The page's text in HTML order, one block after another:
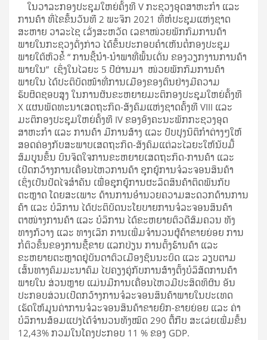
ໃນວາລະກອງປະຊຸມໃຫຍ່ຄັ້ງທີ V ກະຊວງອຸດສາຫະກໍາ ແລະ
ການຄ້າ ທີ່ໄຂຂຶ້ນວັນທີ 2 ພະຈິກ 2021 ທີ່ຫໍປະຊຸມແຫ່ງຊາດ
ສະຫາຍ ວາລະໄຊ ເລັ່ງສະຫວັດ ເລຂາໜ່ວຍພັກກົມການຄ້າ
ພາຍໃນກະຊວງດັ່ງກ່າວ ໄດ້ຂຶ້ນປະກອບຄໍາເຫັນຕໍ່ກອງປະຊຸມ
ພາຍໃຕ້ຫົວຂໍ້ “ ການຊີ້ນໍາ-ນໍາພາທີ່ພົ້ນເດັ່ນ ຂອງວຽກງານການຄ້າ
ພາຍໃນ” ເຊິ່ງໃນໄລຍະ 5 ປີຜ່ານມາ ໜ່ວຍພັກກົມການຄ້າ
ພາຍໃນ ໄດ້ປະຕິບັດໜ້າທີ່ການເມືອງຂອງຕົນຢ່າງມີຄວາມ
ຮັບຜິດຊອບສູງ ໃນການຜັນຂະຫຍາຍມະຕິກອງປະຊຸມໃຫຍ່ຄັ້ງທີ
X ແຜນພັດທະນາເສດຖະກິດ-ສັງຄົມແຫ່ງຊາດຄັ້ງທີ VIII ແລະ
ມະຕິກອງປະຊຸມໃຫຍ່ຄັ້ງທີ IV ຂອງອົງຄະນະພັກກະຊວງອຸດ
ສາຫະກໍາ ແລະ ການຄ້າ ມີການສ້າງ ແລະ ປັບປຸງນິຕິກໍາຕ່າງໆໃຫ້
ສອດຄ່ອງກັບສະພາບເສດຖະກິດ-ສັງຄົມແຕ່ລະໄລຍະໃຫ້ນັບມື້
ສົມບູນຂຶ້ນ ບົນຈິດໃຈການຂະຫຍາຍເສດຖະກິດ-ການຄ້າ ແລະ
ເປີດກວ້າງການເຄື່ອນໄຫວການຄ້າ ຊຸກຍູ້ການຈໍລະຈອນສິນຄ້າ
ເຊິ່ງເປັນປັດໄຈສໍາຄັນ ເພື່ອຊຸກຍູ້ການຜະລິດສິນຄ້າຕິດພັນກັບ
ຕະຫຼາດ ໂດຍສະເພາະ ດ້ານການອຳນວຍຄວາມສະດວກດ້ານການ
ຄ້າ ແລະ ບໍລິການ ໄດ້ປະຕິບັດນະໂຍບາຍການຈໍລະຈອນສິນຄ້າ
ຕາໜ່າງການຄ້າ ແລະ ບໍລິການ ໄດ້ຂະຫຍາຍຕົວດີສົມຄວນ ທັງ
ທາງກ້ວາງ ແລະ ທາງເລິກ ການເພີ່ມຈຳນວນຜູ້ຄ້າຂາຍຍ່ອຍ ການ
ກໍ່ຕົວຂຶ້ນຂອງການຊື້ຂາຍ ແລກປ່ຽນ ການຕັ້ງຮ້ານຄ້າ ແລະ
ຂະຫຍາຍຕະຫຼາດຢູ່ບັນດາຕົວເມືອງຊົນນະບົດ ແລະ ລຽບຕາມ
ເສັ້ນທາງຄົມມະນາຄົມ ໄປຄຽງຄູ່ກັບການສ້າງຕັ້ງບໍລິສັດການຄ້າ
ພາຍໃນ ສ່ວນຫຼາຍ ແມ່ນມີການເຄື່ອນໄຫວມີປະສິດທິຜົນ ອັນ
ປະກອບສ່ວນເປີດກວ້າງການຈໍລະຈອນສິນຄ້າພາຍໃນປະເທດ
ເຮັດໃຫ້ມູນຄ່າການຈໍລະຈອນສິນຄ້າຂາຍຍົກ-ຂາຍຍ່ອຍ ແລະ ຄ່າ
ບໍລິການສ້ອມແປງໄດ້ຈຳນວນທັງໝົດ 290 ຕື້ກີບ ສະເລ່ຍເພີ່ມຂຶ້ນ
12,43% ກວມໃນໂຄງປະກອບ 11 % ຂອງ GDP.